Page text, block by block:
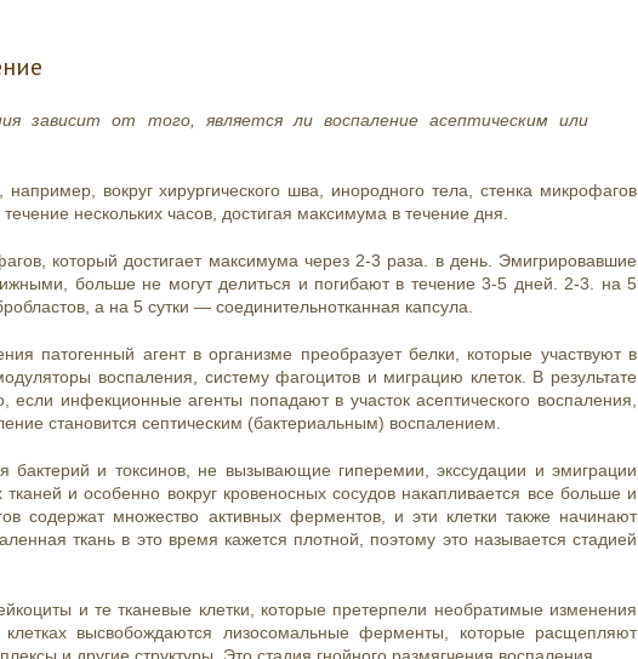
зависит от того, является ли воспаление асептическим или
например, вокруг хирургического шва, инородного тела, стенка микрофагов
нескольких часов, достигая максимума в течение дня.
который достигает максимума через 2-3 раза. в день. Эмигрировавшие
больше не могут делиться и погибают в течение 3-5 дней. 2-3. на 5
а на 5 сутки — соединительнотканная капсула.
патогенный агент в организме преобразует белки, которые участвуют в
воспаления, систему фагоцитов и миграцию клеток. В результате
если инфекционные агенты попадают в участок асептического воспаления,
становится септическим (бактериальным) воспалением.
бактерий и токсинов, не вызывающие гиперемии, экссудации и эмиграции
и особенно вокруг кровеносных сосудов накапливается все больше и
содержат множество активных ферментов, и эти клетки также начинают
ткань в это время кажется плотной, поэтому это называется стадией
и те тканевые клетки, которые претерпели необратимые изменения
высвобождаются лизосомальные ферменты, которые расщепляют